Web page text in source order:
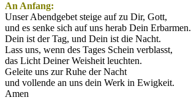
An Anfang:
Unser Abendgebet steige auf zu Dir, Gott,
und es senke sich auf uns herab Dein Erbarmen.
Dein ist der Tag, und Dein ist die Nacht.
Lass uns, wenn des Tages Schein verblasst,
das Licht Deiner Weisheit leuchten.
Geleite uns zur Ruhe der Nacht
und vollende an uns dein Werk in Ewigkeit.
Amen